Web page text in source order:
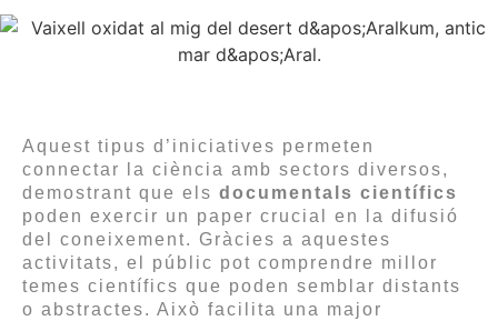
Aquest tipus d’iniciatives permeten
connectar la ciència amb sectors diversos,
demostrant que els documentals científics
poden exercir un paper crucial en la difusió
del coneixement. Gràcies a aquestes
activitats, el públic pot comprendre millor
temes científics que poden semblar distants
o abstractes. Això facilita una major